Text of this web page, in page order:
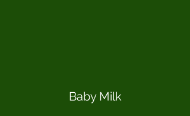
Baby Milk